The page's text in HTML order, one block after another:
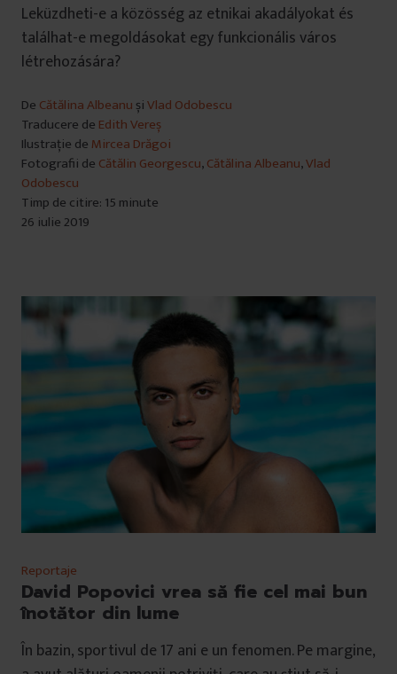
Leküzdheti-e a közösség az etnikai akadályokat és
találhat-e megoldásokat egy funkcionális város
létrehozására?
De Cătălina Albeanu șiVlad Odobescu
Traducere de Edith Vereș
Ilustrație de Mircea Drăgoi
Fotografii de Cătălin Georgescu,Cătălina Albeanu,Vlad
Odobescu
Timp de citire: 15 minute
26 iulie 2019
Reportaje
David Popovici vrea să fie cel mai bun
înotător din lume
În bazin, sportivul de 17 ani e un fenomen. Pe margine,